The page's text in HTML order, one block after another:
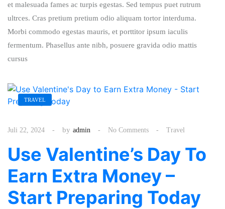
et malesuada fames ac turpis egestas. Sed tempus puet rutrum
ultrces. Cras pretium pretium odio aliquam tortor interduma.
Morbi commodo egestas mauris, et porttitor ipsum iaculis
fermentum. Phasellus ante nibh, posuere gravida odio mattis
cursus
TRAVEL
Juli 22, 2024 by admin No Comments Travel
Use Valentine’s Day To
Earn Extra Money –
Start Preparing Today